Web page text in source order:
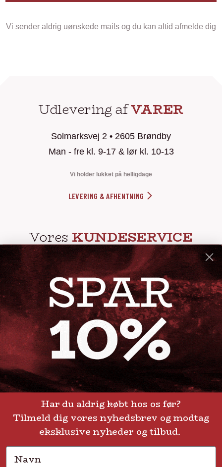
Vi sender aldrig uønskede mails og du kan altid afmelde dig
Udlevering afVARER
Solmarksvej 2 • 2605 Brøndby
Man - fre kl. 9-17 & lør kl. 10-13
Vi holder lukket på helligdage
LEVERING & AFHENTNING
Vores KUNDESERVICE
info@steak-out.dk
+45 53644030
Telefontid: man - fre kl. 10-15
GENVEJE
Levering eller afhentning Om Steak-out.dk
Persondatapolitik
Har du aldrig købt hos os før?
Tilmeld dig vores nyhedsbrev og modtag
eksklusive nyheder og tilbud.
Navn